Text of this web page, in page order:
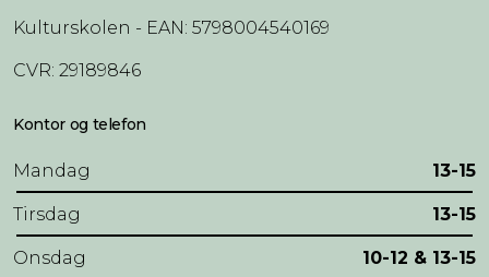
Kulturskolen - EAN: 5798004540169
CVR: 29189846
Kontor og telefon
Mandag 13-15
Tirsdag 13-15
Onsdag 10-12 & 13-15